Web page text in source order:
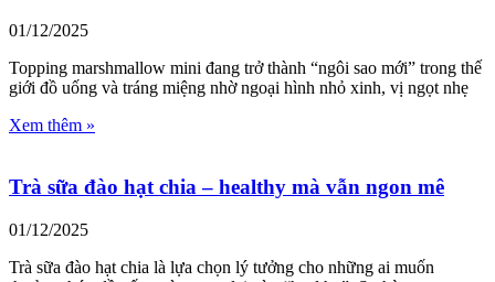
01/12/2025
Topping marshmallow mini đang trở thành “ngôi sao mới” trong thế
giới đồ uống và tráng miệng nhờ ngoại hình nhỏ xinh, vị ngọt nhẹ
Xem thêm »
Trà sữa đào hạt chia – healthy mà vẫn ngon mê
01/12/2025
Trà sữa đào hạt chia là lựa chọn lý tưởng cho những ai muốn